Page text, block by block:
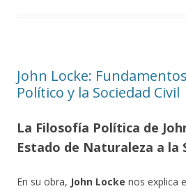
John Locke:
Político y la Sociedad Civil
La Filosofía Política de
Estado de Naturaleza a la
En su obra, John Locke nos explica